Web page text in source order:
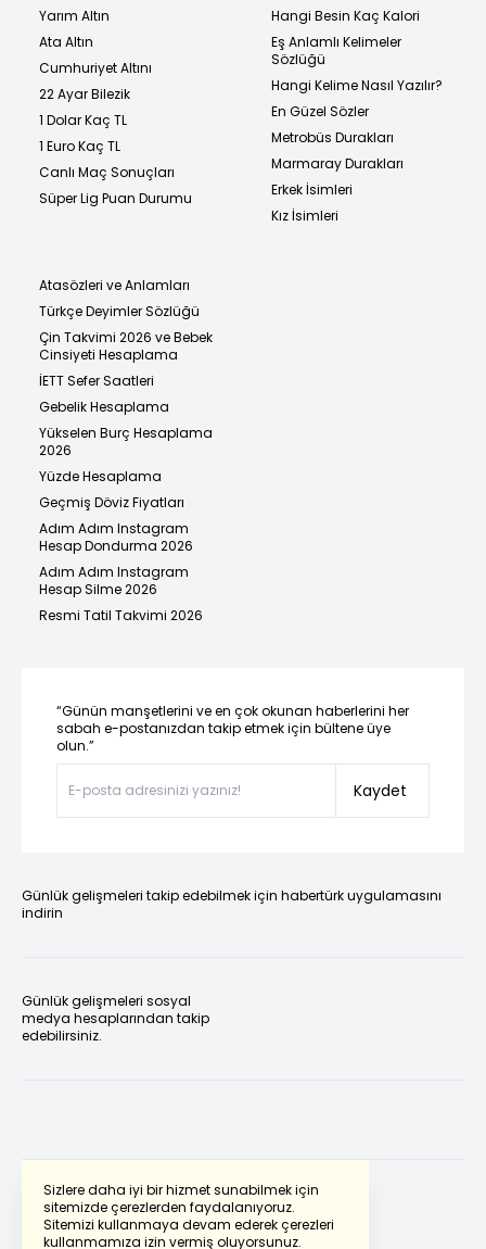
Sizlere daha iyi bir hizmet sunabilmek için
sitemizde çerezlerden faydalanıyoruz.
Sitemizi kullanmaya devam ederek çerezleri
kullanmamıza izin vermiş oluyorsunuz.
Yarım Altın
Ata Altın
Cumhuriyet Altını
22 Ayar Bilezik
1 Dolar Kaç TL
1 Euro Kaç TL
Canlı Maç Sonuçları
Süper Lig Puan Durumu
Hangi Besin Kaç Kalori
Eş Anlamlı Kelimeler
Sözlüğü
Hangi Kelime Nasıl Yazılır?
En Güzel Sözler
Metrobüs Durakları
Marmaray Durakları
Erkek İsimleri
Kız İsimleri
Atasözleri ve Anlamları
Türkçe Deyimler Sözlüğü
Çin Takvimi 2026 ve Bebek
Cinsiyeti Hesaplama
İETT Sefer Saatleri
Gebelik Hesaplama
Yükselen Burç Hesaplama
2026
Yüzde Hesaplama
Geçmiş Döviz Fiyatları
Adım Adım Instagram
Hesap Dondurma 2026
Adım Adım Instagram
Hesap Silme 2026
Resmi Tatil Takvimi 2026
“Günün manşetlerini ve en çok okunan haberlerini her
sabah e-postanızdan takip etmek için bültene üye
olun.”
Kaydet
Günlük gelişmeleri takip edebilmek için habertürk uygulamasını
indirin
Günlük gelişmeleri sosyal
medya hesaplarından takip
edebilirsiniz.
Powered by Translate